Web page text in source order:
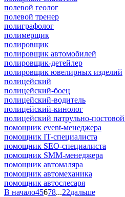
полевой геолог
полевой тренер
полиграфолог
полимерщик
полировщик
полировщик автомобилей
полировщик-детейлер
полировщик ювелирных изделий
полицейский
полицейский-боец
полицейский-водитель
полицейский-кинолог
полицейский патрульно-
помощник event-менеджера
помощник IT-специалиста
помощник SEO-специалиста
помощник SMM-менеджера
помощник автомаляра
помощник автомеханика
помощник автослесаря
В начало45678...22дальше